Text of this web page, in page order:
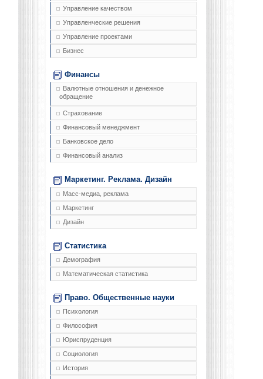
Управление качеством
Управленческие решения
Управление проектами
Бизнес
Финансы
Валютные отношения и денежное
обращение
Страхование
Финансовый менеджмент
Банковское дело
Финансовый анализ
Маркетинг. Реклама. Дизайн
Масс-медиа, реклама
Маркетинг
Дизайн
Статистика
Демография
Математическая статистика
Право. Общественные науки
Психология
Философия
Юриспруденция
Социология
История